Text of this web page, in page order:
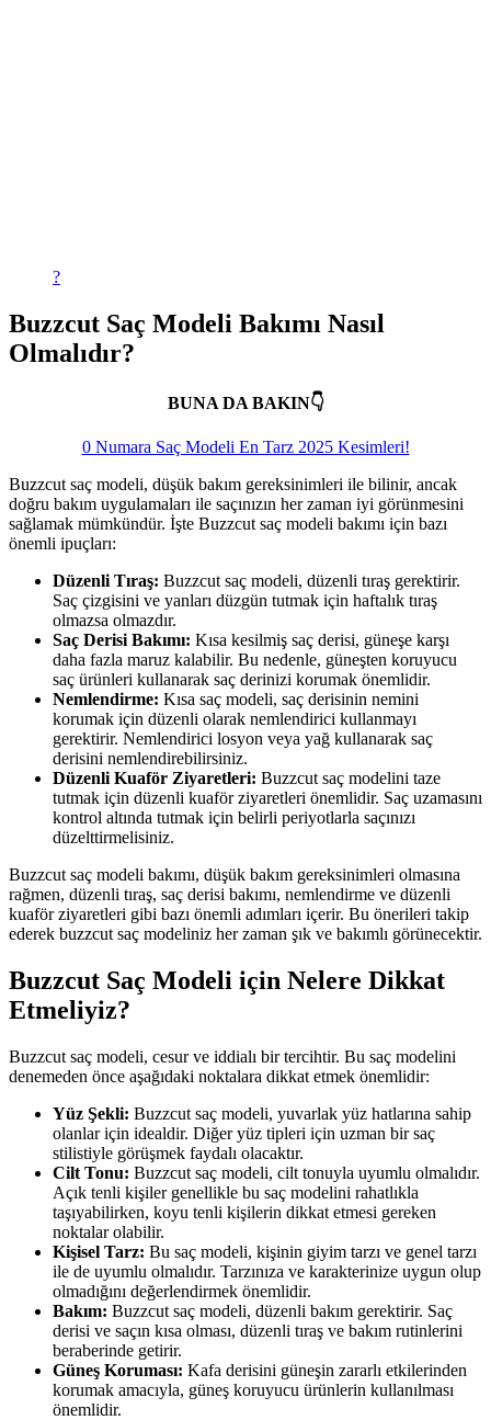
?
Buzzcut Saç Modeli Bakımı Nasıl
Olmalıdır?
BUNA DA BAKIN👇
0 Numara Saç Modeli En Tarz 2025 Kesimleri!
Buzzcut saç modeli, düşük bakım gereksinimleri ile bilinir, ancak
doğru bakım uygulamaları ile saçınızın her zaman iyi görünmesini
sağlamak mümkündür. İşte Buzzcut saç modeli bakımı için bazı
önemli ipuçları:
Düzenli Tıraş: Buzzcut saç modeli, düzenli tıraş gerektirir.
Saç çizgisini ve yanları düzgün tutmak için haftalık tıraş
olmazsa olmazdır.
Saç Derisi Bakımı: Kısa kesilmiş saç derisi, güneşe karşı
daha fazla maruz kalabilir. Bu nedenle, güneşten koruyucu
saç ürünleri kullanarak saç derinizi korumak önemlidir.
Nemlendirme: Kısa saç modeli, saç derisinin nemini
korumak için düzenli olarak nemlendirici kullanmayı
gerektirir. Nemlendirici losyon veya yağ kullanarak saç
derisini nemlendirebilirsiniz.
Düzenli Kuaför Ziyaretleri: Buzzcut saç modelini taze
tutmak için düzenli kuaför ziyaretleri önemlidir. Saç uzamasını
kontrol altında tutmak için belirli periyotlarla saçınızı
düzelttirmelisiniz.
Buzzcut saç modeli bakımı, düşük bakım gereksinimleri olmasına
rağmen, düzenli tıraş, saç derisi bakımı, nemlendirme ve düzenli
kuaför ziyaretleri gibi bazı önemli adımları içerir. Bu önerileri takip
ederek buzzcut saç modeliniz her zaman şık ve bakımlı görünecektir.
Buzzcut Saç Modeli için Nelere Dikkat
Etmeliyiz?
Buzzcut saç modeli, cesur ve iddialı bir tercihtir. Bu saç modelini
denemeden önce aşağıdaki noktalara dikkat etmek önemlidir:
Yüz Şekli: Buzzcut saç modeli, yuvarlak yüz hatlarına sahip
olanlar için idealdir. Diğer yüz tipleri için uzman bir saç
stilistiyle görüşmek faydalı olacaktır.
Cilt Tonu: Buzzcut saç modeli, cilt tonuyla uyumlu olmalıdır.
Açık tenli kişiler genellikle bu saç modelini rahatlıkla
taşıyabilirken, koyu tenli kişilerin dikkat etmesi gereken
noktalar olabilir.
Kişisel Tarz: Bu saç modeli, kişinin giyim tarzı ve genel tarzı
ile de uyumlu olmalıdır. Tarzınıza ve karakterinize uygun olup
olmadığını değerlendirmek önemlidir.
Bakım: Buzzcut saç modeli, düzenli bakım gerektirir. Saç
derisi ve saçın kısa olması, düzenli tıraş ve bakım rutinlerini
beraberinde getirir.
Güneş Koruması: Kafa derisini güneşin zararlı etkilerinden
korumak amacıyla, güneş koruyucu ürünlerin kullanılması
önemlidir.